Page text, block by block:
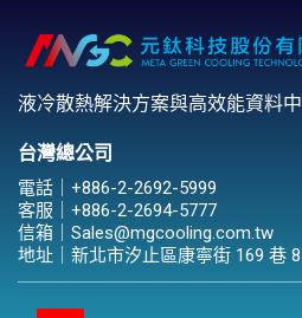
液冷散熱解決方案與高效能資料
台灣總公司
電話｜ +886-2-2692-5999
客服｜ +886-2-2694-5777
信箱｜ Sales@mgcooling.com.tw
地址｜ 新北市汐止區康寧街 169 巷